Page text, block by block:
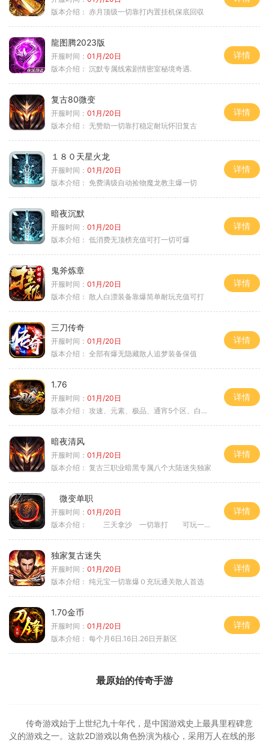
版本介绍： 赤月顶级一切靠打内置挂机保底回収
龍图腾2023版
开服时间： 01月/20日
版本介绍： 沉默专属线索剧情密室秘境奇遇.
详情
复古80微变
开服时间： 01月/20日
版本介绍： 无赞助一切靠打稳定耐玩怀旧复古
详情
１８０天星火龙
开服时间： 01月/20日
版本介绍： 免费满级自动捡物魔龙教主爆一切
详情
暗夜沉默
开服时间： 01月/20日
版本介绍： 低消费无顶榜充值可打一切可爆
详情
鬼斧炼章
开服时间： 01月/20日
版本介绍： 散人白漂装备靠爆简单耐玩充值可打
详情
三刀传奇
开服时间： 01月/20日
版本介绍： 全部有爆无隐藏散人追梦装备保值
详情
1.76
开服时间： 01月/20日
版本介绍： 攻速、元素、极品、通宵5个区、白天10个区
详情
暗夜清风
开服时间： 01月/20日
版本介绍： 复古三职业暗黑专属八个大陆迷失独家
详情
微变单职
开服时间： 01月/20日
版本介绍：
三天拿沙 一切靠打 可玩一年
详情
独家复古迷失
开服时间： 01月/20日
版本介绍： 纯元宝一切靠爆０充玩通关散人首选
详情
1.70金币
开服时间： 01月/20日
版本介绍： 每个月6日.16日.26日开新区
详情
最原始的传奇手游
传奇游戏始于上世纪九十年代，是中国游戏史上最具里程碑意
义的游戏之一。这款2D游戏以角色扮演为核心，采用万人在线的形